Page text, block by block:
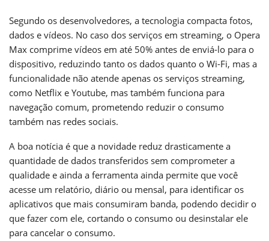
Segundo os desenvolvedores, a tecnologia compacta fotos,
dados e vídeos. No caso dos serviços em streaming, o Opera
Max comprime vídeos em até 50% antes de enviá-lo para o
dispositivo, reduzindo tanto os dados quanto o Wi-Fi, mas a
funcionalidade não atende apenas os serviços streaming,
como Netflix e Youtube, mas também funciona para
navegação comum, prometendo reduzir o consumo
também nas redes sociais.
A boa notícia é que a novidade reduz drasticamente a
quantidade de dados transferidos sem comprometer a
qualidade e ainda a ferramenta ainda permite que você
acesse um relatório, diário ou mensal, para identificar os
aplicativos que mais consumiram banda, podendo decidir o
que fazer com ele, cortando o consumo ou desinstalar ele
para cancelar o consumo.